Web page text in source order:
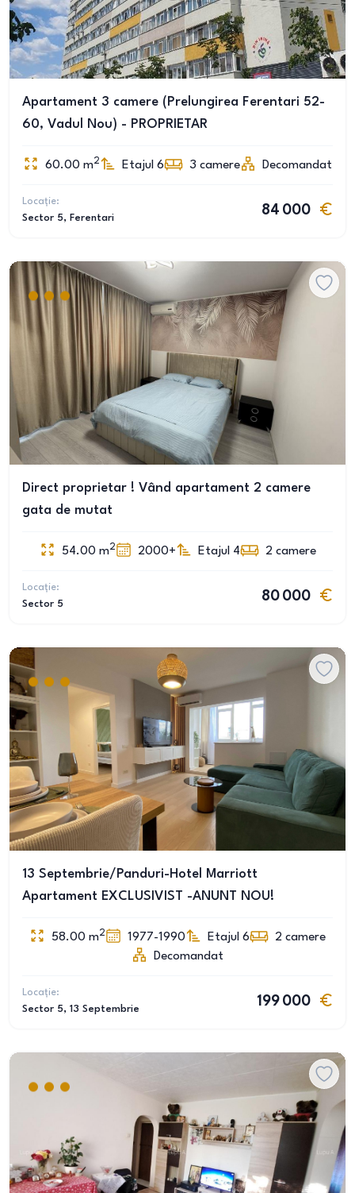
Apartament 3 camere (Prelungirea Ferentari 52-
60, Vadul Nou) - PROPRIETAR
60.00 m2 Etajul 6 3 camere Decomandat
Locație:
Sector 5, Ferentari
84 000
Direct proprietar ! Vând apartament 2 camere
gata de mutat
54.00 m2 2000+ Etajul 4 2 camere
Locație:
Sector 5
80 000
13 Septembrie/Panduri-Hotel Marriott
Apartament EXCLUSIVIST -ANUNT NOU!
58.00 m2 1977-1990 Etajul 6 2 camere
Decomandat
Locație:
Sector 5, 13 Septembrie
199 000